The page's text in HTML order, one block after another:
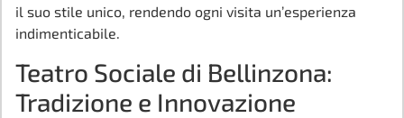
il suo stile unico, rendendo ogni visita un’esperienza
indimenticabile.
Teatro Sociale di Bellinzona:
Tradizione e Innovazione